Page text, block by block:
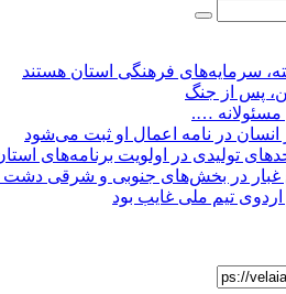
سرمایه‌های فرهنگی استان هستند
پس از جنگ
مسئولانه ….
انسان در نامه اعمال او ثبت می‌شود
تولیدی در اولویت برنامه‌های
غبار در بخش‌های جنوبی و شرقی دشت
اردوی تیم ملی غایب بود